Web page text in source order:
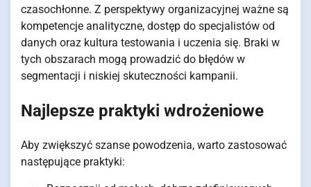
czasochłonne. Z perspektywy organizacyjnej ważne są
kompetencje analityczne, dostęp do specjalistów od
danych oraz kultura testowania i uczenia się. Braki w
tych obszarach mogą prowadzić do błędów w
segmentacji i niskiej skuteczności kampanii.
Najlepsze praktyki wdrożeniowe
Aby zwiększyć szanse powodzenia, warto zastosować
następujące praktyki: